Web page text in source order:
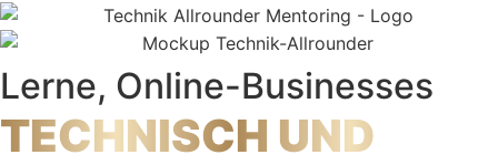
Lerne, Online-Businesses
TECHNISCH UND